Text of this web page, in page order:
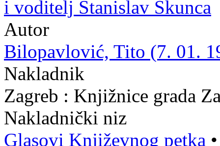
i voditelj Stanislav Škunca
Autor
Bilopavlović, Tito (7. 01.
Nakladnik
Zagreb : Knjižnice grada
Nakladnički niz
Glasovi Književnog petka